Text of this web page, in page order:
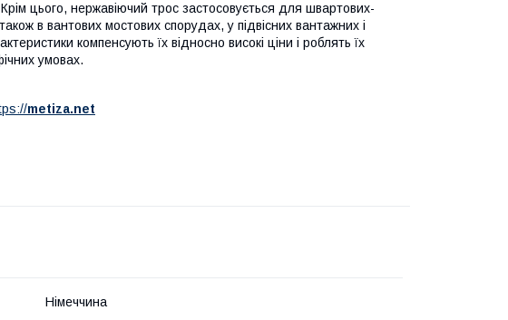
цього, нержавіючий трос застосовується для швартових-
в вантових мостових спорудах, у підвісних вантажних і
компенсують їх відносно високі ціни і роблять їх
умовах.
metiza.net
Німеччина